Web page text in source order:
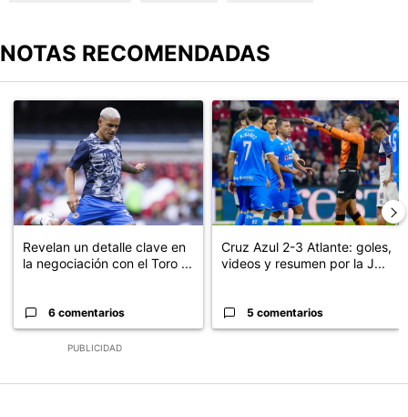
NOTAS RECOMENDADAS
PUBLICIDAD
Un artículo de tendencia con el título "Revelan un detalle clave
Revelan un detalle clave en
la negociación con el Toro ...
6 comentarios
Un artículo de tendencia con el
Cruz Azul 2-3 Atlante: goles,
videos y resumen por la J...
5 comentarios